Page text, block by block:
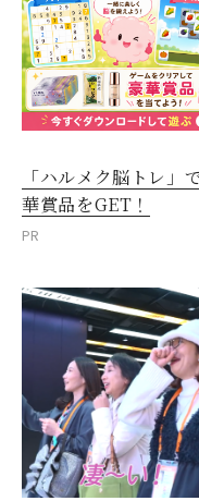
「ハルメク脳トレ」
華賞品をGET！
PR